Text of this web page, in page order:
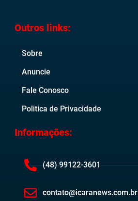
Outros links:
Sobre
Anuncie
Fale Conosco
Politica de Privacidade
Informações:
(48) 99122-3601
contato@icaranews.com.br